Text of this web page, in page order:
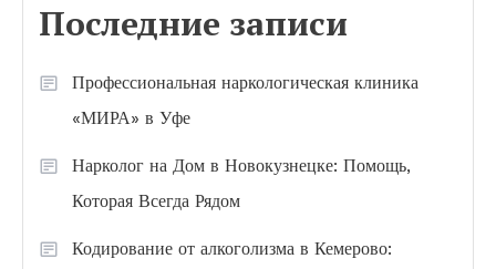
Последние записи
Профессиональная наркологическая клиника
«МИРА» в Уфе
Нарколог на Дом в Новокузнецке: Помощь,
Которая Всегда Рядом
Кодирование от алкоголизма в Кемерово: